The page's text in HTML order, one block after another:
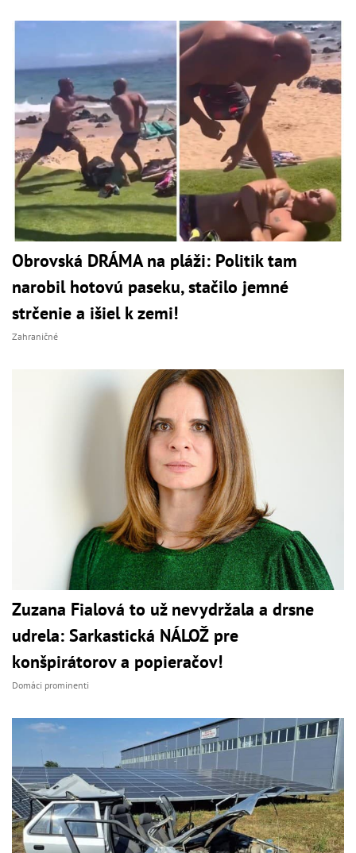
Obrovská DRÁMA na pláži: Politik tam
narobil hotovú paseku, stačilo jemné
strčenie a išiel k zemi!
Zahraničné
Zuzana Fialová to už nevydržala a drsne
udrela: Sarkastická NÁLOŽ pre
konšpirátorov a popieračov!
Domáci prominenti